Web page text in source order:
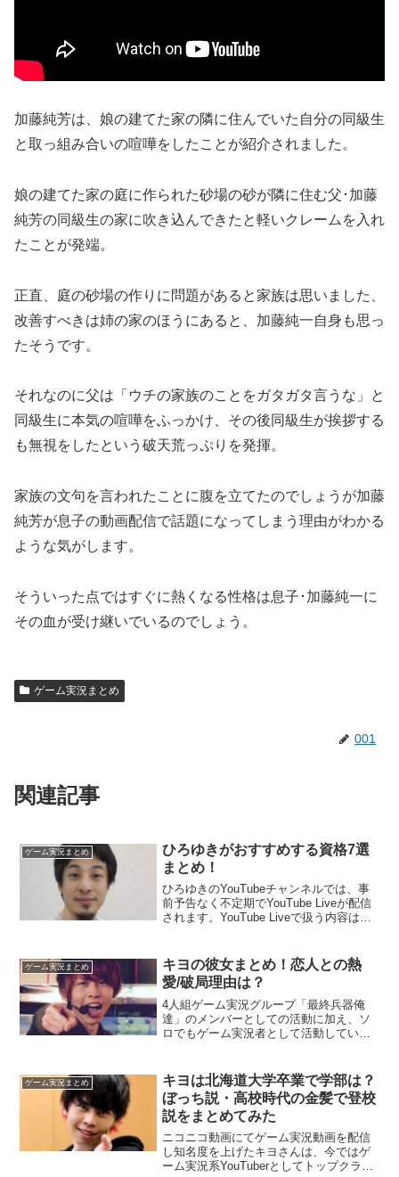
加藤純芳は、娘の建てた家の隣に住んでいた自分の同級生
と取っ組み合いの喧嘩をしたことが紹介されました。
娘の建てた家の庭に作られた砂場の砂が隣に住む父･加藤
純芳の同級生の家に吹き込んできたと軽いクレームを入れ
たことが発端。
正直、庭の砂場の作りに問題があると家族は思いました、
改善すべきは姉の家のほうにあると、加藤純一自身も思っ
たそうです。
それなのに父は「ウチの家族のことをガタガタ言うな」と
同級生に本気の喧嘩をふっかけ、その後同級生が挨拶する
も無視をしたという破天荒っぷりを発揮。
家族の文句を言われたことに腹を立てたのでしょうが加藤
純芳が息子の動画配信で話題になってしまう理由がわかる
ような気がします。
そういった点ではすぐに熱くなる性格は息子･加藤純一に
その血が受け継いでいるのでしょう。
ゲーム実況まとめ
001
関連記事
ゲーム実況まとめ
ひろゆきがおすすめする資格7選
まとめ！
ひろゆきのYouTubeチャンネルでは、事
前予告なく不定期でYouTube Liveが配信
されます。YouTube Liveで扱う内容は、
が、特に「将来に不安を感じる」「...
ゲーム実況まとめ
キヨの彼女まとめ！恋人との熱
愛/破局理由は？
4人組ゲーム実況グループ「最終兵器俺
達」のメンバーとしての活動に加え、ソ
ロでもゲーム実況者として活動している
公表しており、YouTuberとしての活動だ
けではな...
ゲーム実況まとめ
キヨは北海道大学卒業で学部は？
ぼっち説・高校時代の金髪で登校
説をまとめてみた
ニコニコ動画にてゲーム実況動画を配信
し知名度を上げたキヨさんは、今ではゲ
ーム実況系YouTuberとしてトップクラス